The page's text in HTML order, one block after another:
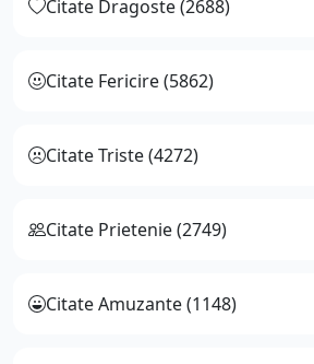
Citate Dragoste (2688)
Citate Fericire (5862)
Citate Triste (4272)
Citate Prietenie (2749)
Citate Amuzante (1148)